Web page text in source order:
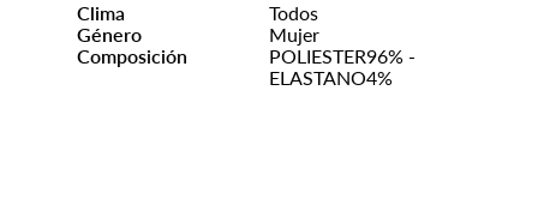
Clima
Todos
Género
Mujer
Composición
POLIESTER96% -
ELASTANO4%